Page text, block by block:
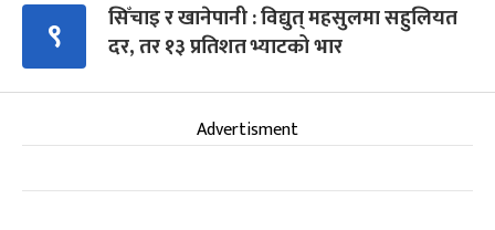
९
सिँचाइ र खानेपानी : विद्युत् महसुलमा सहुलियत
दर, तर १३ प्रतिशत भ्याटको भार
Advertisment